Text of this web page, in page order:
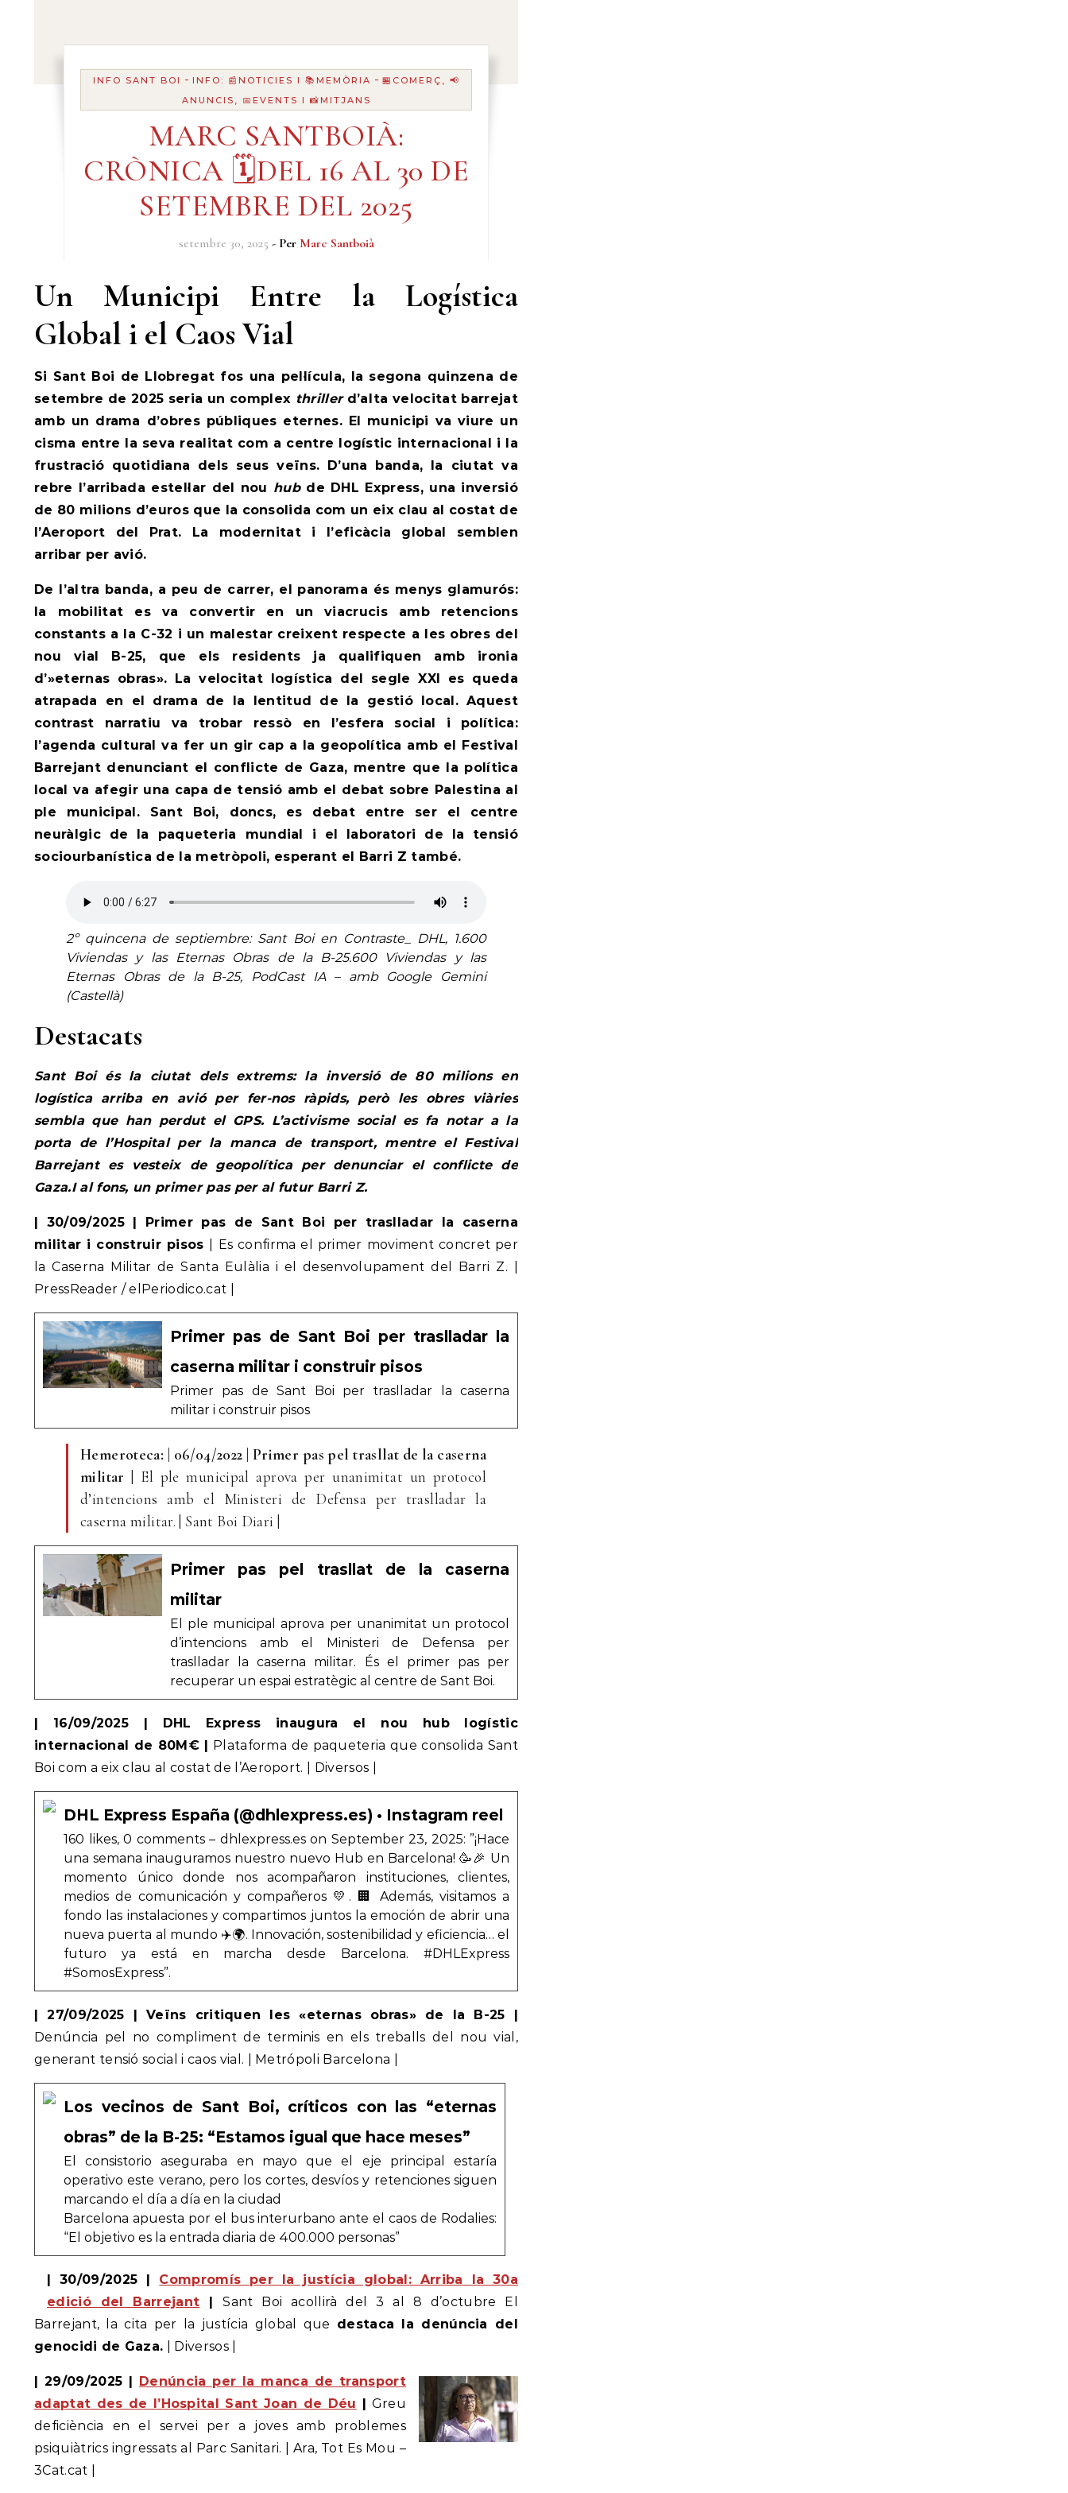
INFO SANT BOI - INFO: 📰NOTICIES I 📚MEMÒRIA - 🏪COMERÇ, 📢
ANUNCIS, 📅EVENTS I 📸MITJANS
MARC SANTBOIÀ:
CRÒNICA 🗓️DEL 16 AL 30 DE
SETEMBRE DEL 2025
setembre 30, 2025 - Per Marc Santboià
Un Municipi Entre la Logística
Global i el Caos Vial
Si Sant Boi de Llobregat fos una pel·lícula, la segona quinzena de
setembre de 2025 seria un complex thrillerd’alta velocitat barrejat
amb un drama d’obres públiques eternes. El municipi va viure un
cisma entre la seva realitat com a centre logístic internacional i la
frustració quotidiana dels seus veïns. D’una banda, la ciutat va
rebre l’arribada estel·lar del nou hubde DHL Express, una inversió
de 80 milions d’euros que la consolida com un eix clau al costat de
l’Aeroport del Prat. La modernitat i l’eficàcia global semblen
arribar per avió.
De l’altra banda, a peu de carrer, el panorama és menys glamurós:
la mobilitat es va convertir en un viacrucis amb retencions
constants a la C-32 i un malestar creixent respecte a les obres del
nou vial B-25, que els residents ja qualifiquen amb ironia
d’»eternas obras». La velocitat logística del segle XXI es queda
atrapada en el drama de la lentitud de la gestió local. Aquest
contrast narratiu va trobar ressò en l’esfera social i política:
l’agenda cultural va fer un gir cap a la geopolítica amb el Festival
Barrejant denunciant el conflicte de Gaza, mentre que la política
local va afegir una capa de tensió amb el debat sobre Palestina al
ple municipal.Sant Boi, doncs, es debat entre ser el centre
neuràlgic de la paqueteria mundial i el laboratori de la tensió
sociourbanística de la metròpoli, esperant el Barri Z també.
2º quincena de septiembre: Sant Boi en Contraste_ DHL, 1.600
Viviendas y las Eternas Obrasde la B-25.600 Viviendas y las
Eternas Obrasde la B-25, PodCast IA – amb Google Gemini
(Castellà)
Destacats
Sant Boi és la ciutat dels extrems: la inversió de 80 milions en
logística arriba en avió per fer-nos ràpids, però les obres viàries
sembla que han perdut el GPS. L’activisme social es fa notar a la
porta de l’Hospital per la manca de transport, mentre el Festival
Barrejant es vesteix de geopolítica per denunciar el conflicte de
Gaza.I al fons, un primer pas per al futur Barri Z.
| 30/09/2025 | Primer pas de Sant Boi per traslladar la caserna
militar i construir pisos
| Es confirma el primer moviment concret per
la Caserna Militar de Santa Eulàlia i el desenvolupament del Barri Z. |
PressReader / elPeriodico.cat |
Primer pas de Sant Boi per traslladar la
caserna militar i construir pisos
Primer pas de Sant Boi per traslladar la caserna
militar i construir pisos
Hemeroteca: | 06/04/2022 | Primer pas pel trasllat de la caserna
militar
| El ple municipal aprova per unanimitat un protocol
d’intencions amb el Ministeri de Defensa per traslladar la
caserna militar. | Sant Boi Diari |
Primer pas pel trasllat de la caserna
militar
El ple municipal aprova per unanimitat un protocol
d’intencions amb el Ministeri de Defensa per
traslladar la caserna militar. És el primer pas per
recuperar un espai estratègic al centre de Sant Boi.
| 16/09/2025 | DHL Express inaugura el nou hub logístic
internacional de 80M€ | Plataforma de paqueteria que consolida Sant
Boi com a eix clau al costat de l’Aeroport. | Diversos |
DHL Express España (@dhlexpress.es) • Instagram reel
160 likes, 0 comments – dhlexpress.es on September 23, 2025: ”¡Hace
una semana inauguramos nuestro nuevo Hub en Barcelona! 🥳🎉 Un
momento único donde nos acompañaron instituciones, clientes,
medios de comunicación y compañeros 💛. 🏢 Además, visitamos a
fondo las instalaciones y compartimos juntos la emoción de abrir una
nueva puerta al mundo ✈️🌍. Innovación, sostenibilidad y eficiencia… el
futuro ya está en marcha desde Barcelona. #DHLExpress
#SomosExpress”.
| 27/09/2025 | Veïns critiquen les «eternas obras» de la B-25 |
Denúncia pel no compliment de terminis en els treballs del nou vial,
generant tensió social i caos vial. | Metrópoli Barcelona |
Los vecinos de Sant Boi, críticos con las “eternas
obras” de la B-25: “Estamos igual que hace meses”
El consistorio aseguraba en mayo que el eje principal estaría
operativo este verano, pero los cortes, desvíos y retenciones siguen
marcando el día a día en la ciudad
Barcelona apuesta por el bus interurbano ante el caos de Rodalies:
“El objetivo es la entrada diaria de 400.000 personas”
| 30/09/2025 | Compromís per la justícia global: Arriba la 30a
edició del Barrejant |Sant Boi acollirà del 3 al 8 d’octubre El
Barrejant, la cita per la justícia global que destaca la denúncia del
genocidi de Gaza. | Diversos |
| 29/09/2025 | Denúncia per la manca de transport
adaptat des de l’Hospital Sant Joan de Déu | Greu
deficiència en el servei per a joves amb problemes
psiquiàtrics ingressats al Parc Sanitari. | Ara, Tot Es Mou –
3Cat.cat |